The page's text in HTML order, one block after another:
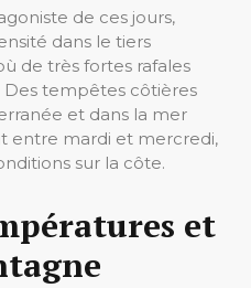
de ces jours,
dans le tiers
de très fortes rafales
tempêtes côtières
et dans la mer
entre mardi et mercredi,
sur la côte.
et